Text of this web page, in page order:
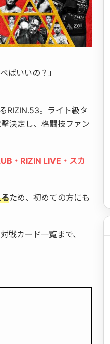
ばいいの？」
RIZIN.53。ライト級タ
決定し、格闘技ファン
・RIZIN LIVE・スカ
ため、初めての方にも
戦カード一覧まで、